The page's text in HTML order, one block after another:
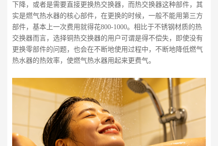
下降，或者是需要直接更换热交换器，而热交换器这种部件，其
实是燃气热水器的核心部件，在更换的时候，一般不能用第三方
部件，基本上一次费用就得花800-1000。相比于不锈钢材质的热
交换器而言，选择铜热交换器的用户可谓是得不偿失，即使没有
更换零部件的问题，也会在不断地使用过程中，不断地降低燃气
热水器的热效率，使燃气热水器用起来更费气。